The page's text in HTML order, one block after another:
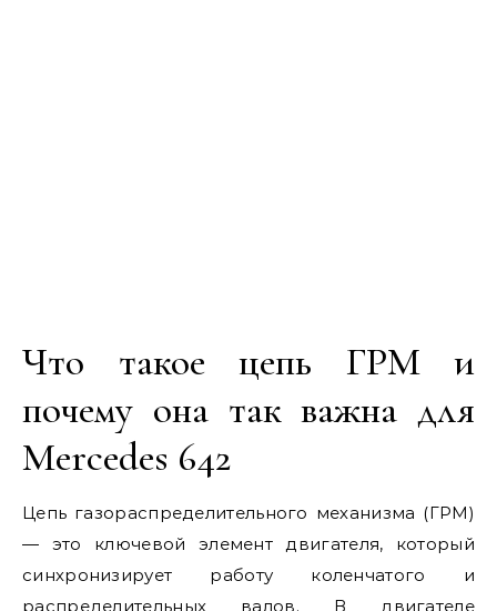
Что такое цепь ГРМ и
почему она так важна для
Mercedes 642
Цепь газораспределительного механизма (ГРМ)
— это ключевой элемент двигателя, который
синхронизирует работу коленчатого и
распределительных валов. В двигателе